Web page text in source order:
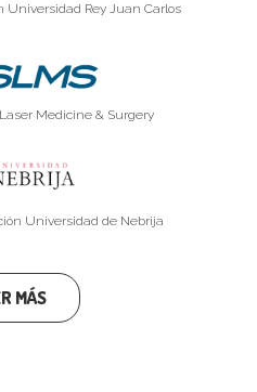
Universidad Rey Juan Carlos
Medicine & Surgery
Universidad de Nebrija
MÁS